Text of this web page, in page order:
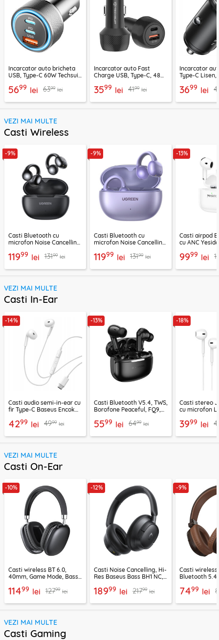
Incarcator auto bricheta
USB, Type-C 60W Techsuit
5699 lei 6399 lei
Incarcator auto Fast
Charge USB, Type-C, 48W
3599 lei 4199 lei
Incarcator
Type-C Lisen,
3699 lei
VEZI MAI MULTE
Casti Wireless
-9%
Casti Bluetooth cu
microfon Noise Cancelling
11999 lei 13199 lei
-9%
Casti Bluetooth cu
microfon Noise Cancelling
11999 lei 13199 lei
-13%
Casti airpod
cu ANC
9999 lei
VEZI MAI MULTE
Casti In-Ear
-14%
Casti audio semi-in-ear cu
fir Type-C Baseus Encok
4299 lei 4999 lei
-13%
Casti Bluetooth V5.4, TWS,
Borofone Peaceful, FQ9,
5599 lei 6499 lei
-18%
Casti stereo
cu microfon
3999 lei
VEZI MAI MULTE
Casti On-Ear
-10%
Casti wireless BT 6.0,
40mm, Game Mode, Bass
11499 lei 12799 lei
-12%
Casti Noise Cancelling, Hi-
Res Baseus Bass BH1 NC,
18999 lei 21799 lei
-9%
Casti
Bluetooth
7499 lei
VEZI MAI MULTE
Casti Gaming